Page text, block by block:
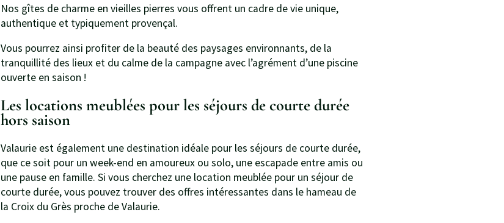
Nos gîtes de charme en vieilles pierres vous offrent un cadre de vie unique,
authentique et typiquement provençal.
Vous pourrez ainsi profiter de la beauté des paysages environnants, de la
tranquillité des lieux et du calme de la campagne avec l’agrément d’une piscine
ouverte en saison !
Les locations meublées pour les séjours de courte durée
hors saison
Valaurie est également une destination idéale pour les séjours de courte durée,
que ce soit pour un week-end en amoureux ou solo, une escapade entre amis ou
une pause en famille. Si vous cherchez une location meublée pour un séjour de
courte durée, vous pouvez trouver des offres intéressantes dans le hameau de
la Croix du Grès proche de Valaurie.